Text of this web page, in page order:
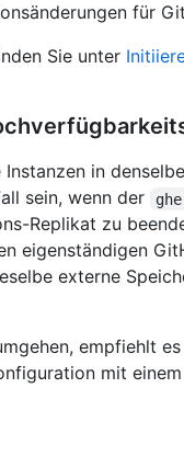
für
Sie unter
Instanzen in
sein, wenn der
Replikat zu
eigenständigen
externe
empfiehlt
mit